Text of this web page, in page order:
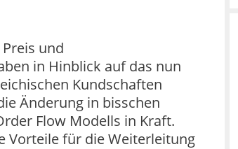
und
in Hinblick auf das nun
Kundschaften
Änderung in bisschen
Flow Modells in Kraft.
Vorteile für die Weiterleitung